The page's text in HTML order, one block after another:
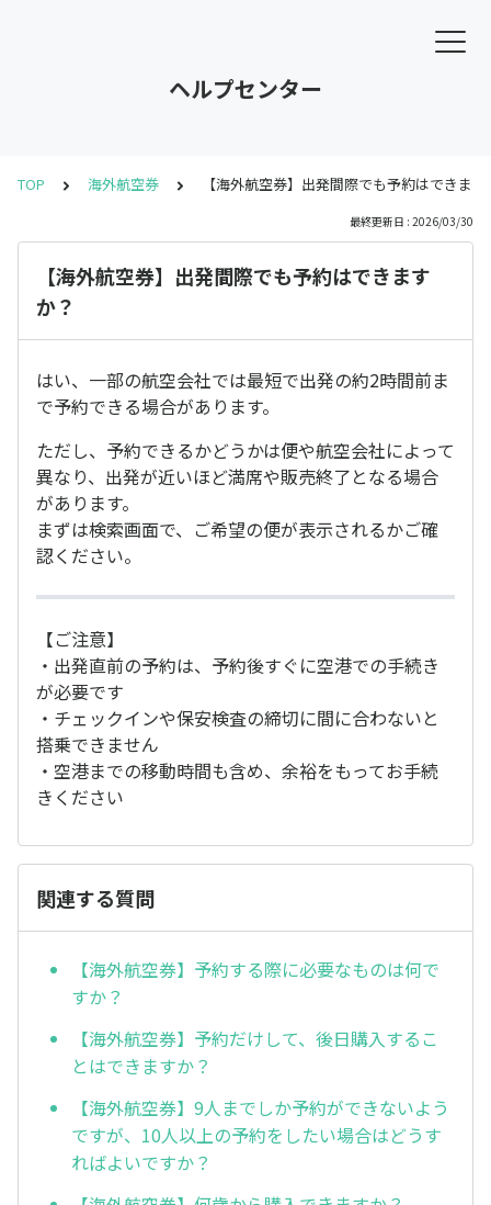
ヘルプセンター
TOP 海外航空券 【海外航空券】出発間際でも予約はできま
最終更新日 : 2026/03/30
【海外航空券】出発間際でも予約はできます
か？
はい、一部の航空会社では最短で出発の約2時間前ま
で予約できる場合があります。
ただし、予約できるかどうかは便や航空会社によって
異なり、出発が近いほど満席や販売終了となる場合
があります。
まずは検索画面で、ご希望の便が表示されるかご確
認ください。
【ご注意】
・出発直前の予約は、予約後すぐに空港での手続き
が必要です
・チェックインや保安検査の締切に間に合わないと
搭乗できません
・空港までの移動時間も含め、余裕をもってお手続
きください
関連する質問
【海外航空券】予約する際に必要なものは何で
すか？
【海外航空券】予約だけして、後日購入するこ
とはできますか？
【海外航空券】9人までしか予約ができないよう
ですが、10人以上の予約をしたい場合はどうす
ればよいですか？